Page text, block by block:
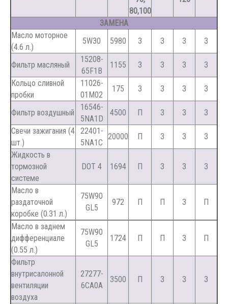
80,100
ЗАМЕНА
Масло моторное
(4.6 л.)
5W30 5980 З З З З
Фильтр масляный
15208-
65F1B
1155 З З З
З
Кольцо сливной
пробки
11026-
01M02
175 З З З З
Фильтр воздушный
16546-
5NA1D
4500 П З З
З
Свечи зажигания (4
шт.)
22401-
5NA1C
20000 П З З
З
Жидкость в
тормозной
системе
DOT 4 1694 П З З З
Масло в
раздаточной
коробке (0.31 л.)
75W90
GL5
972 П П З П
Масло в заднем
дифференциале
(0.55 л.)
75W90
GL5
1724 П П З П
Фильтр
внутрисалонной
вентиляции
воздуха
27277-
6CA0A
3500 П З З З